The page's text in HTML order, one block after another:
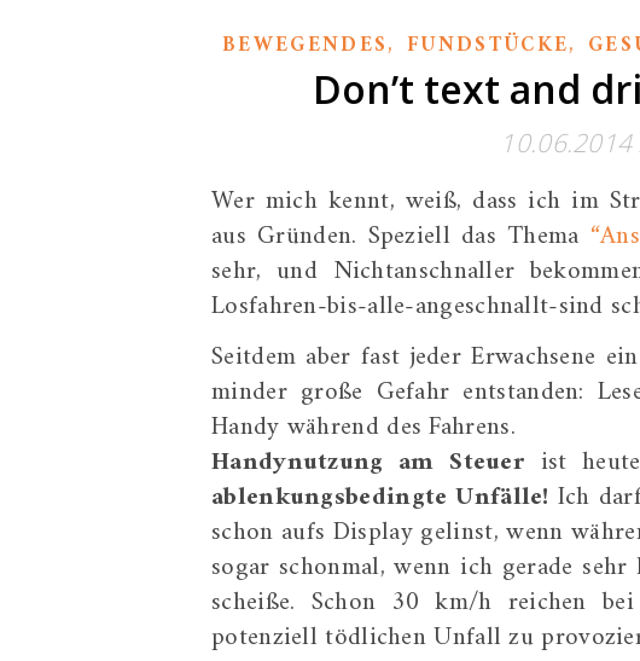
BEWEGENDES,FUNDSTÜCKE,
Don’t text and
10.06.2014
Wer mich kennt, weiß, dass ich im
aus Gründen. Speziell das Thema
sehr, und Nichtanschnaller
Losfahren-bis-alle-angeschnallt-sind
Seitdem aber fast jeder Erwachsene
minder große Gefahr entstanden:
Handy während des Fahrens.
Handynutzung am Steuer ist
ablenkungsbedingte Unfälle! Ich
schon aufs Display gelinst, wenn
sogar schonmal, wenn ich gerade
scheiße. Schon 30 km/h reichen
potenziell tödlichen Unfall zu